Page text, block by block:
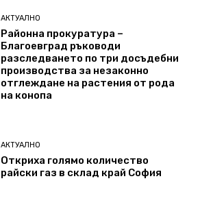
АКТУАЛНО
Районна прокуратура –
Благоевград ръководи
разследването по три досъдебни
производства за незаконно
отглеждане на растения от рода
на конопа
АКТУАЛНО
Откриха голямо количество
райски газ в склад край София